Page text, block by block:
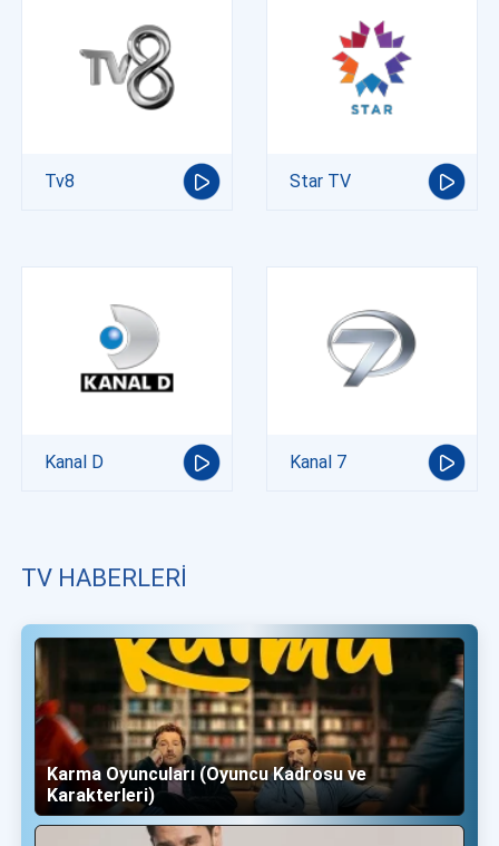
Tv8 Star TV
Kanal D Kanal 7
TV HABERLERI
Karma Oyuncuları (Oyuncu Kadrosu ve
Karakterleri)